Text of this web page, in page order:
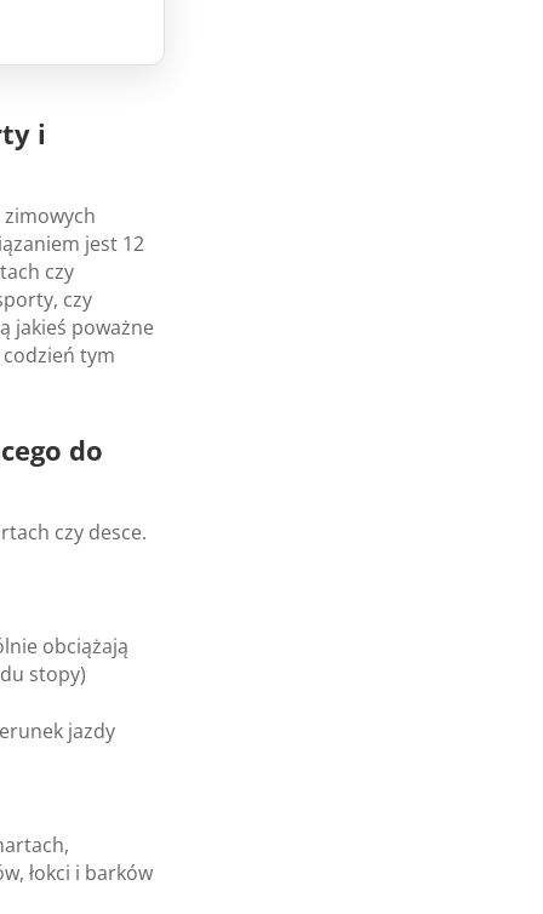
i
zimowych
jest 12
czy
czy
jakieś poważne
tym
do
czy desce.
obciążają
stopy)
jazdy
łokci i barków